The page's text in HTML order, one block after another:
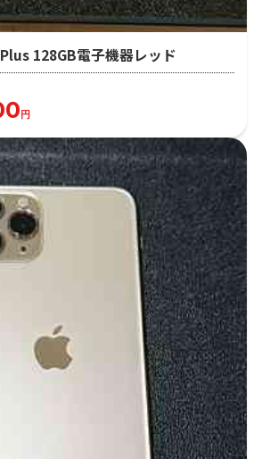
128GB電子機器レッド
円